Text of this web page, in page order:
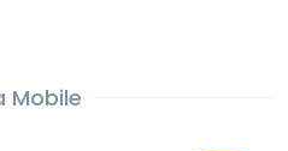
Mobile